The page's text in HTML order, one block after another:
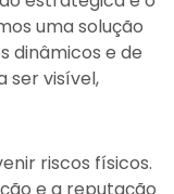
uma solução
dinâmicos e de
ser visível,
riscos físicos.
e a reputação